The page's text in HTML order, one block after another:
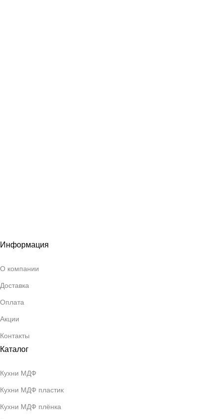
Информация
О компании
Доставка
Оплата
Акции
Контакты
Каталог
Кухни МДФ
Кухни МДФ пластик
Кухни МДФ плёнка